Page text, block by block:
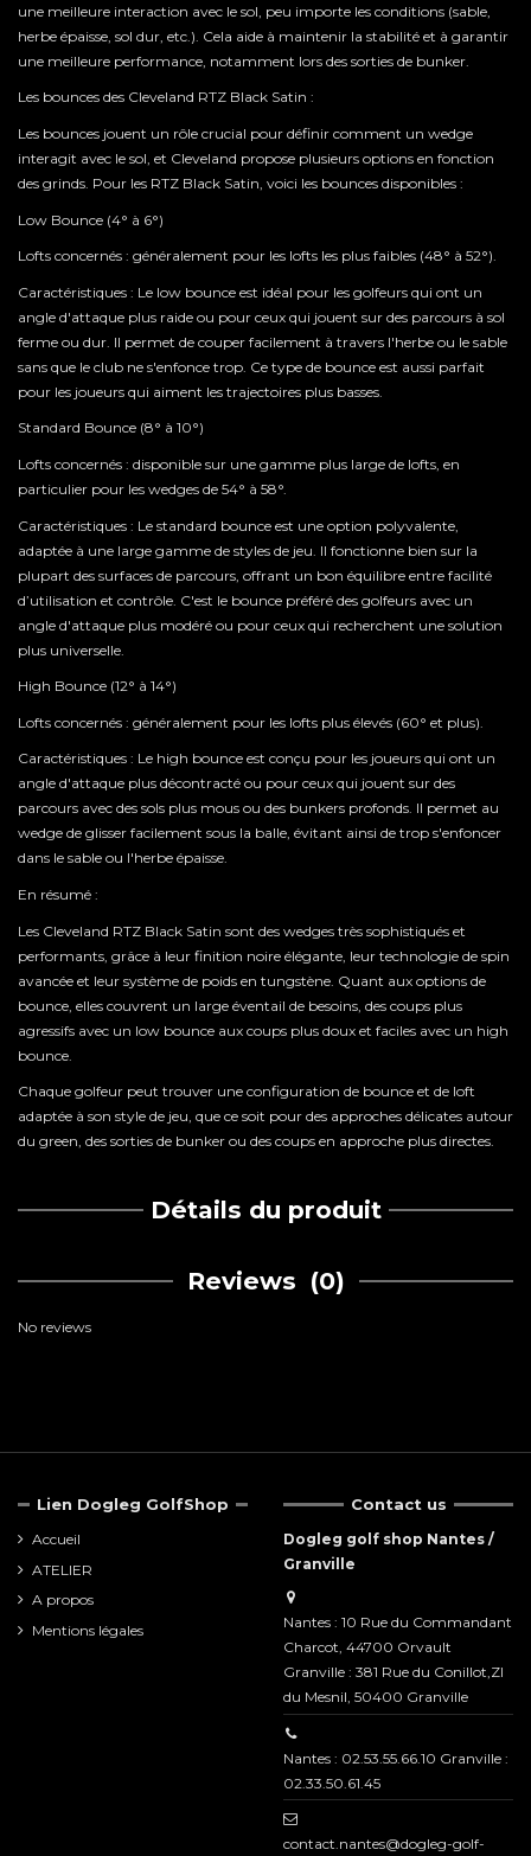
une meilleure interaction avec le sol, peu importe les conditions (sable,
herbe épaisse, sol dur, etc.). Cela aide à maintenir la stabilité et à garantir
une meilleure performance, notamment lors des sorties de bunker.
Les bounces des Cleveland RTZ Black Satin :
Les bounces jouent un rôle crucial pour définir comment un wedge
interagit avec le sol, et Cleveland propose plusieurs options en fonction
des grinds. Pour les RTZ Black Satin, voici les bounces disponibles :
Low Bounce (4° à 6°)
Lofts concernés : généralement pour les lofts les plus faibles (48° à 52°).
Caractéristiques : Le low bounce est idéal pour les golfeurs qui ont un
angle d'attaque plus raide ou pour ceux qui jouent sur des parcours à sol
ferme ou dur. Il permet de couper facilement à travers l'herbe ou le sable
sans que le club ne s'enfonce trop. Ce type de bounce est aussi parfait
pour les joueurs qui aiment les trajectoires plus basses.
Standard Bounce (8° à 10°)
Lofts concernés : disponible sur une gamme plus large de lofts, en
particulier pour les wedges de 54° à 58°.
Caractéristiques : Le standard bounce est une option polyvalente,
adaptée à une large gamme de styles de jeu. Il fonctionne bien sur la
plupart des surfaces de parcours, offrant un bon équilibre entre facilité
d’utilisation et contrôle. C'est le bounce préféré des golfeurs avec un
angle d'attaque plus modéré ou pour ceux qui recherchent une solution
plus universelle.
High Bounce (12° à 14°)
Lofts concernés : généralement pour les lofts plus élevés (60° et plus).
Caractéristiques : Le high bounce est conçu pour les joueurs qui ont un
angle d'attaque plus décontracté ou pour ceux qui jouent sur des
parcours avec des sols plus mous ou des bunkers profonds. Il permet au
wedge de glisser facilement sous la balle, évitant ainsi de trop s'enfoncer
dans le sable ou l'herbe épaisse.
En résumé :
Les Cleveland RTZ Black Satin sont des wedges très sophistiqués et
performants, grâce à leur finition noire élégante, leur technologie de spin
avancée et leur système de poids en tungstène. Quant aux options de
bounce, elles couvrent un large éventail de besoins, des coups plus
agressifs avec un low bounce aux coups plus doux et faciles avec un high
bounce.
Chaque golfeur peut trouver une configuration de bounce et de loft
adaptée à son style de jeu, que ce soit pour des approches délicates autour
du green, des sorties de bunker ou des coups en approche plus directes.
Détails du produit
Reviews (0)
No reviews
Lien Dogleg GolfShop
Accueil
ATELIER
A propos
Mentions légales
Contact us
Dogleg golf shop Nantes /
Granville
Nantes : 10 Rue du Commandant
Charcot, 44700 Orvault
Granville : 381 Rue du Conillot,ZI
du Mesnil, 50400 Granville
Nantes : 02.53.55.66.10 Granville :
02.33.50.61.45
contact.nantes@dogleg-golf-